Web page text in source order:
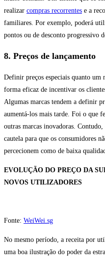
realizar compras recorrentes e a
familiares. Por exemplo, poderá
pontos ou de desconto progressivo
8. Preços de lançamento
Definir preços especiais quanto um
forma eficaz de incentivar os
Algumas marcas tendem a definir
aumentá-los mais tarde. Foi o que
outras marcas inovadoras. Contudo,
cautela para que os consumidores
percecionem como de baixa
EVOLUÇÃO DO PREÇO DA
NOVOS UTILIZADORES
Fonte: WeiWei.sg
No mesmo período, a receita por
uma boa ilustração do poder da